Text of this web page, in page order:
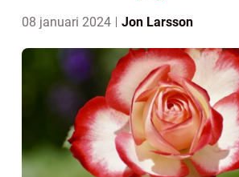
08 januari 2024 Jon Larsson